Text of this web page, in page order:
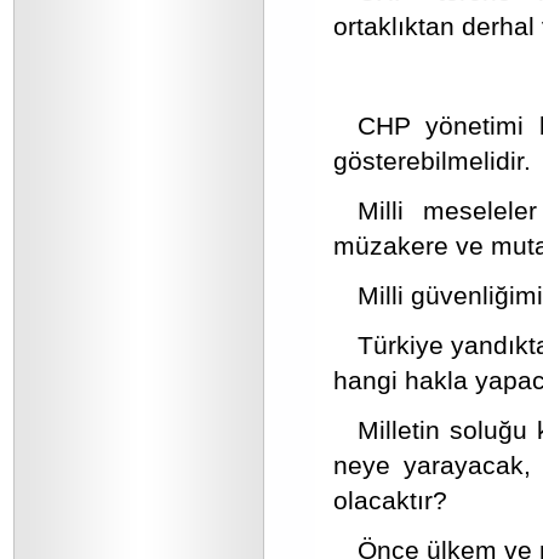
ortaklıktan
CHP yönetimi
gösterebilmelidir.
Milli
müzakere ve
Milli
Türkiye
hangi hakla
Milletin soluğu
neye
olacaktır?
Önce ülkem ve